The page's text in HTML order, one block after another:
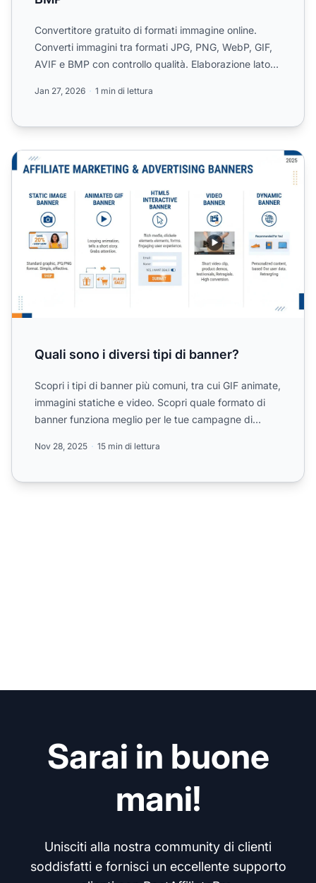
Convertitore gratuito di formati immagine online.
Converti immagini tra formati JPG, PNG, WebP, GIF,
AVIF e BMP con controllo qualità. Elaborazione lato
Jan 27, 2026 1 min di lettura
Quali sono i diversi tipi di banner?
Quali sono i diversi tipi di banner?
Scopri i tipi di banner più comuni, tra cui GIF animate,
immagini statiche e video. Scopri quale formato di
banner funziona meglio per le tue campagne di
Nov 28, 2025 15 min di lettura
Sarai in buone
mani!
Unisciti alla nostra community di clienti
soddisfatti e fornisci un eccellente supporto